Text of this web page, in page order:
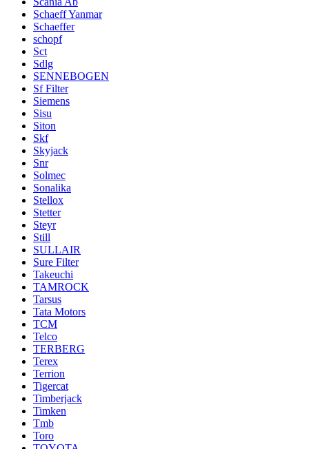
Schaeff Yanmar
Schaeffer
schopf
Sct
Sdlg
SENNEBOGEN
Sf Filter
Siemens
Sisu
Siton
Skf
Skyjack
Snr
Solmec
Sonalika
Stellox
Stetter
Steyr
Still
SULLAIR
Sure Filter
Takeuchi
TAMROCK
Tarsus
Tata Motors
TCM
Telco
TERBERG
Terex
Terrion
Tigercat
Timberjack
Timken
Tmb
Toro